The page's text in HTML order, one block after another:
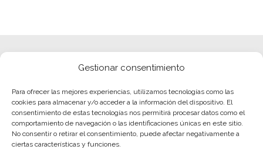
Gestionar consentimiento
Para ofrecer las mejores experiencias, utilizamos tecnologías como las
cookies para almacenar y/o acceder a la información del dispositivo. El
consentimiento de estas tecnologías nos permitirá procesar datos como el
comportamiento de navegación o las identificaciones únicas en este sitio.
No consentir o retirar el consentimiento, puede afectar negativamente a
ciertas características y funciones.